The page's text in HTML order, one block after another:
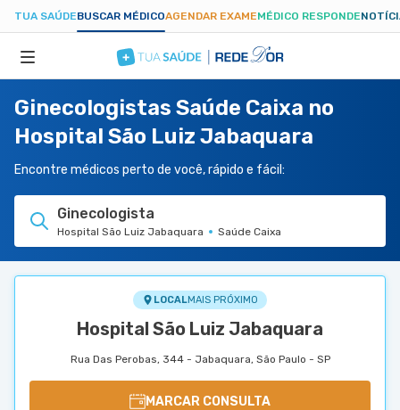
TUA SAÚDEBUSCAR MÉDICOAGENDAR EXAMEMÉDICO RESPONDE
ESPECIALIDADES
HOSPITAIS
TUASAUDE.COM
Ginecologistas Saúde Caixa no
Hospital São Luiz Jabaquara
Encontre médicos perto de você, rápido e fácil:
Ginecologista
Hospital São Luiz Jabaquara Saúde Caixa
LOCALMAIS PRÓXIMO
Hospital São Luiz Jabaquara
Rua Das Perobas, 344 - Jabaquara, São Paulo - SP
MARCAR CONSULTA